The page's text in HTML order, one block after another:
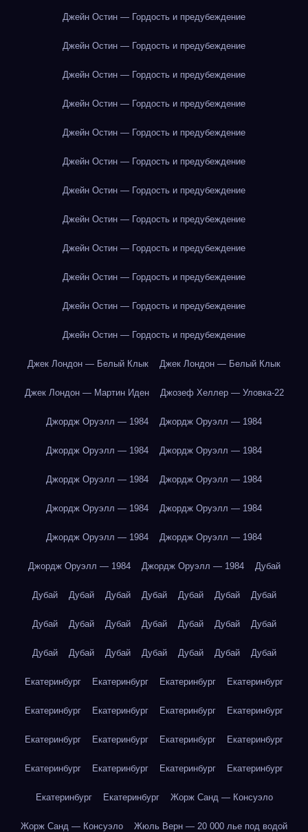
Джейн Остин — Гордость и предубеждение
Джейн Остин — Гордость и предубеждение
Джейн Остин — Гордость и предубеждение
Джейн Остин — Гордость и предубеждение
Джейн Остин — Гордость и предубеждение
Джейн Остин — Гордость и предубеждение
Джейн Остин — Гордость и предубеждение
Джейн Остин — Гордость и предубеждение
Джейн Остин — Гордость и предубеждение
Джейн Остин — Гордость и предубеждение
Джейн Остин — Гордость и предубеждение
Джейн Остин — Гордость и предубеждение
Джек Лондон — Белый Клык Джек Лондон — Белый Клык
Джек Лондон — Мартин Иден Джозеф Хеллер — Уловка-22
Джордж Оруэлл — 1984 Джордж Оруэлл — 1984
Джордж Оруэлл — 1984 Джордж Оруэлл — 1984
Джордж Оруэлл — 1984 Джордж Оруэлл — 1984
Джордж Оруэлл — 1984 Джордж Оруэлл — 1984
Джордж Оруэлл — 1984 Джордж Оруэлл — 1984
Джордж Оруэлл — 1984 Джордж Оруэлл — 1984 Дубай
Дубай Дубай Дубай Дубай Дубай Дубай Дубай
Дубай Дубай Дубай Дубай Дубай Дубай Дубай
Дубай Дубай Дубай Дубай Дубай Дубай Дубай
Екатеринбург Екатеринбург Екатеринбург Екатеринбург
Екатеринбург Екатеринбург Екатеринбург Екатеринбург
Екатеринбург Екатеринбург Екатеринбург Екатеринбург
Екатеринбург Екатеринбург Екатеринбург Екатеринбург
Екатеринбург Екатеринбург Жорж Санд — Консуэло
Жорж Санд — Консуэло Жюль Верн — 20 000 лье под водой